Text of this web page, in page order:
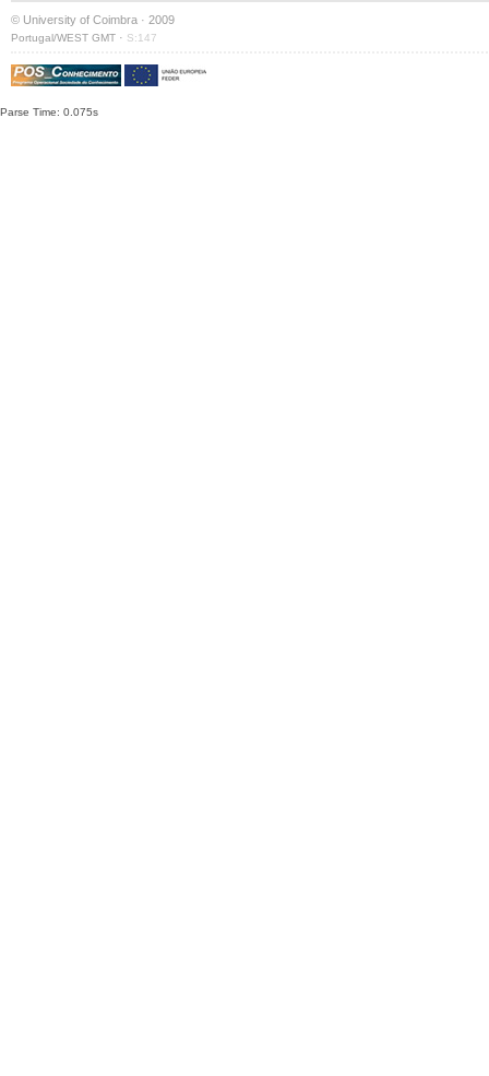
© University of Coimbra · 2009
Portugal/WEST GMT · S:147
Parse Time: 0.075s